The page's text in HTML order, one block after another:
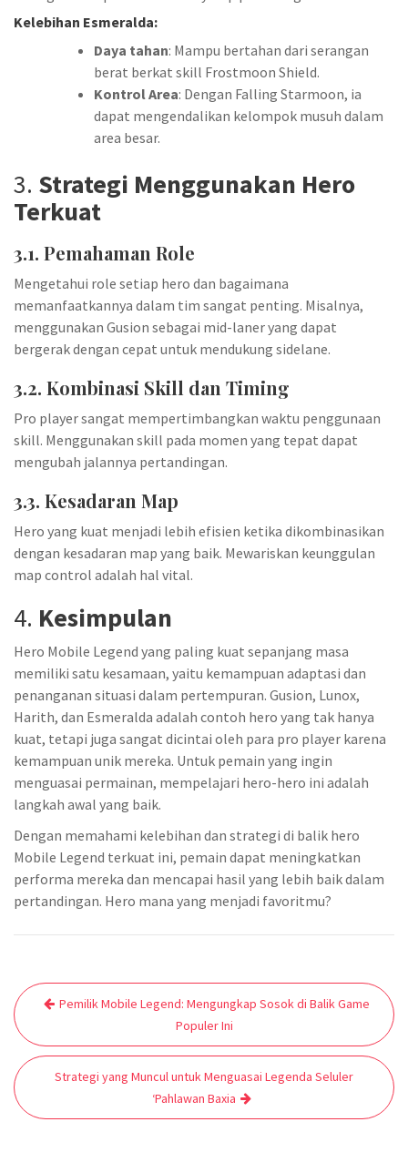
Kelebihan Esmeralda:
Daya tahan: Mampu bertahan dari serangan
berat berkat skill Frostmoon Shield.
Kontrol Area: Dengan Falling Starmoon, ia
dapat mengendalikan kelompok musuh dalam
area besar.
3. Strategi Menggunakan Hero
Terkuat
3.1. Pemahaman Role
Mengetahui role setiap hero dan bagaimana
memanfaatkannya dalam tim sangat penting. Misalnya,
menggunakan Gusion sebagai mid-laner yang dapat
bergerak dengan cepat untuk mendukung sidelane.
3.2. Kombinasi Skill dan Timing
Pro player sangat mempertimbangkan waktu penggunaan
skill. Menggunakan skill pada momen yang tepat dapat
mengubah jalannya pertandingan.
3.3. Kesadaran Map
Hero yang kuat menjadi lebih efisien ketika dikombinasikan
dengan kesadaran map yang baik. Mewariskan keunggulan
map control adalah hal vital.
4. Kesimpulan
Hero Mobile Legend yang paling kuat sepanjang masa
memiliki satu kesamaan, yaitu kemampuan adaptasi dan
penanganan situasi dalam pertempuran. Gusion, Lunox,
Harith, dan Esmeralda adalah contoh hero yang tak hanya
kuat, tetapi juga sangat dicintai oleh para pro player karena
kemampuan unik mereka. Untuk pemain yang ingin
menguasai permainan, mempelajari hero-hero ini adalah
langkah awal yang baik.
Dengan memahami kelebihan dan strategi di balik hero
Mobile Legend terkuat ini, pemain dapat meningkatkan
performa mereka dan mencapai hasil yang lebih baik dalam
pertandingan. Hero mana yang menjadi favoritmu?
Post
navigation
Pemilik Mobile Legend: Mengungkap Sosok di Balik Game
Populer Ini
Strategi yang Muncul untuk Menguasai Legenda Seluler
‘Pahlawan Baxia